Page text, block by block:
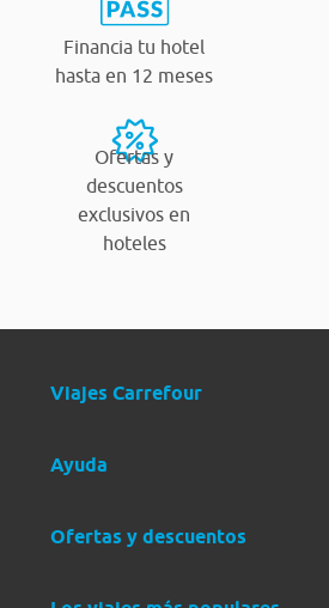
Financia tu hotel
hasta en 12 meses
Ofertas y
descuentos
exclusivos en
hoteles
Viajes Carrefour
Ayuda
Ofertas y descuentos